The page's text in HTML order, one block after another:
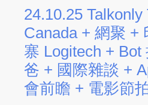
24.10.25 Talkonly
Canada + 網聚 +
寨 Logitech + Bot
爸 + 國際雜談 +
會前瞻 + 電影節